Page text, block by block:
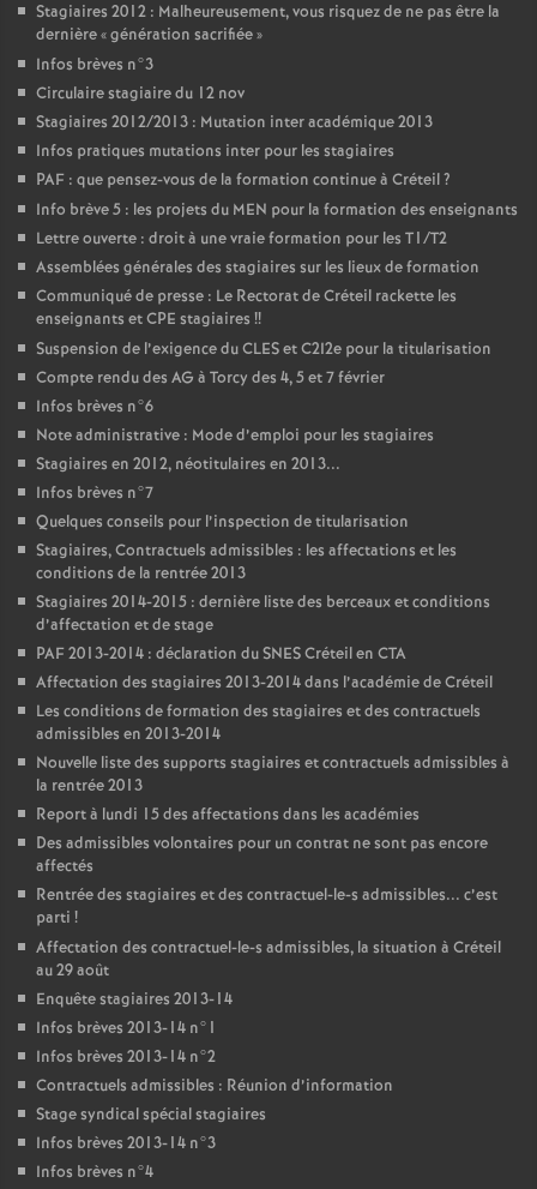
Stagiaires 2012 : Malheureusement, vous risquez de ne pas être la
dernière «génération sacrifiée»
Infos brèves n°3
Circulaire stagiaire du 12 nov
Stagiaires 2012/2013 : Mutation inter académique 2013
Infos pratiques mutations inter pour les stagiaires
PAF : que pensez-vous de la formation continue à Créteil?
Info brève 5 : les projets du MEN pour la formation des enseignants
Lettre ouverte : droit à une vraie formation pour les T1/T2
Assemblées générales des stagiaires sur les lieux de formation
Communiqué de presse : Le Rectorat de Créteil rackette les
enseignants etCPE stagiaires !!
Suspension de l’exigence duCLESet C2I2e pour la titularisation
Compte rendu des AG à Torcy des 4, 5 et 7 février
Infos brèves n°6
Note administrative : Mode d’emploi pour les stagiaires
Stagiaires en 2012, néotitulaires en 2013...
Infos brèves n°7
Quelques conseils pour l’inspection de titularisation
Stagiaires, Contractuels admissibles : les affectations et les
conditions de la rentrée 2013
Stagiaires 2014-2015 : dernière liste des berceaux et conditions
d’affectation et de stage
PAF2013-2014 : déclaration duSNESCréteil en CTA
Affectation des stagiaires 2013-2014 dans l’académie de Créteil
Les conditions de formation des stagiaires et des contractuels
admissibles en 2013-2014
Nouvelle liste des supports stagiaires et contractuels admissibles à
la rentrée 2013
Report à lundi 15 des affectations dans les académies
Des admissibles volontaires pour un contrat ne sont pas encore
affectés
Rentrée des stagiaires et des contractuel-le-s admissibles... c’est
parti !
Affectation des contractuel-le-s admissibles, la situation à Créteil
au 29 août
Enquête stagiaires 2013-14
Infos brèves 2013-14 n°1
Infos brèves 2013-14 n°2
Contractuels admissibles : Réunion d’information
Stage syndical spécial stagiaires
Infos brèves 2013-14 n°3
Infos brèves n°4